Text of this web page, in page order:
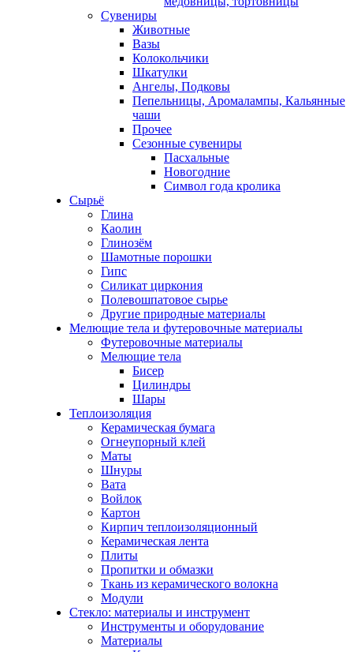
Сувениры
Животные
Вазы
Колокольчики
Шкатулки
Ангелы, Подковы
Пепельницы, Аромалампы, Кальянные
чаши
Прочее
Сезонные сувениры
Пасхальные
Новогодние
Символ года кролика
Сырьё
Глина
Каолин
Глинозём
Шамотные порошки
Гипс
Силикат циркония
Полевошпатовое сырье
Другие природные материалы
Мелющие тела и футеровочные материалы
Футеровочные материалы
Мелющие тела
Бисер
Цилиндры
Шары
Теплоизоляция
Керамическая бумага
Огнеупорный клей
Маты
Шнуры
Вата
Войлок
Картон
Кирпич теплоизоляционный
Керамическая лента
Плиты
Пропитки и обмазки
Ткань из керамического волокна
Модули
Стекло: материалы и инструмент
Инструменты и оборудование
Материалы